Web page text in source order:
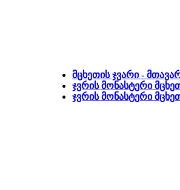
მცხეთის ჯვარი -
ჯვრის მონასტერი
ჯვრის მონასტერი